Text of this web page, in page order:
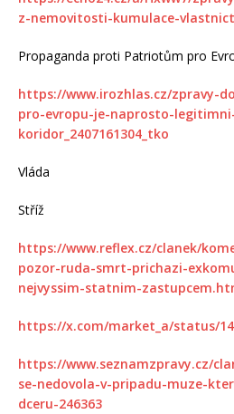
z-nemovitosti-kumulace-
Propaganda proti Patriotům pro
https://www.irozhlas.cz/zpravy-
pro-evropu-je-naprosto-
koridor_2407161304_tko
Vláda
Stříž
https://www.reflex.cz/clanek/
pozor-ruda-smrt-prichazi-
nejvyssim-statnim-
https://x.com/market_a/status/
https://www.seznamzpravy.cz/
se-nedovola-v-pripadu-muze-
dceru-246363